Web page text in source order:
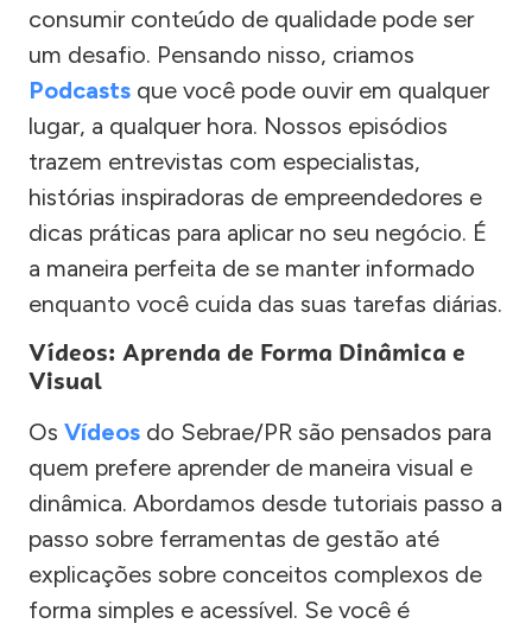
consumir conteúdo de qualidade pode ser
um desafio. Pensando nisso, criamos
Podcasts que você pode ouvir em qualquer
lugar, a qualquer hora. Nossos episódios
trazem entrevistas com especialistas,
histórias inspiradoras de empreendedores e
dicas práticas para aplicar no seu negócio. É
a maneira perfeita de se manter informado
enquanto você cuida das suas tarefas diárias.
Vídeos: Aprenda de Forma Dinâmica e
Visual
Os Vídeos do Sebrae/PR são pensados para
quem prefere aprender de maneira visual e
dinâmica. Abordamos desde tutoriais passo a
passo sobre ferramentas de gestão até
explicações sobre conceitos complexos de
forma simples e acessível. Se você é